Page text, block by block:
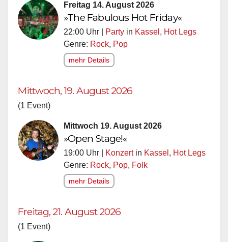
Freitag 14. August 2026
»The Fabulous Hot Friday«
22:00 Uhr | Party in Kassel , Hot Legs
Genre: Rock, Pop
mehr Details
Mittwoch, 19. August 2026
(1 Event)
Mittwoch 19. August 2026
»Open Stage!«
19:00 Uhr | Konzertin Kassel , Hot Legs
Genre: Rock, Pop, Folk
mehr Details
Freitag, 21. August 2026
(1 Event)